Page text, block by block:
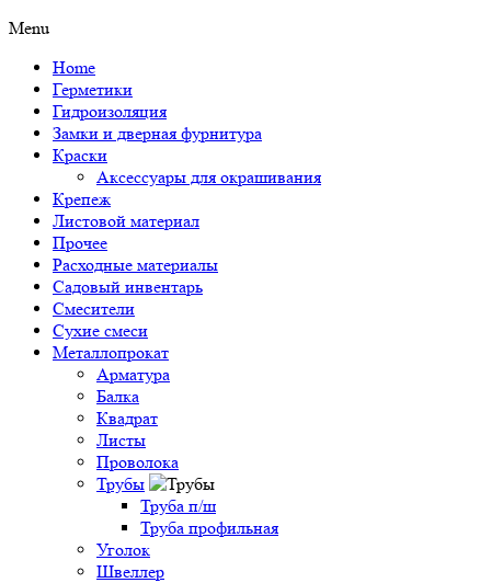
Menu
Home
Герметики
Гидроизоляция
Замки и дверная фурнитура
Краски
Аксессуары для окрашивания
Крепеж
Листовой материал
Прочее
Расходные материалы
Садовый инвентарь
Смесители
Сухие смеси
Металлопрокат
Арматура
Балка
Квадрат
Листы
Проволока
Трубы
Труба п/ш
Труба профильная
Уголок
Швеллер